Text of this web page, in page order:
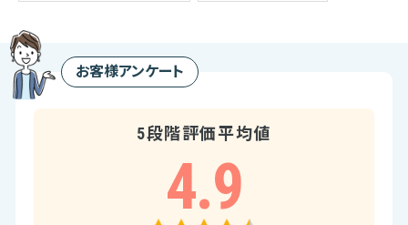
お客様アンケート
5段階評価平均値
4.9